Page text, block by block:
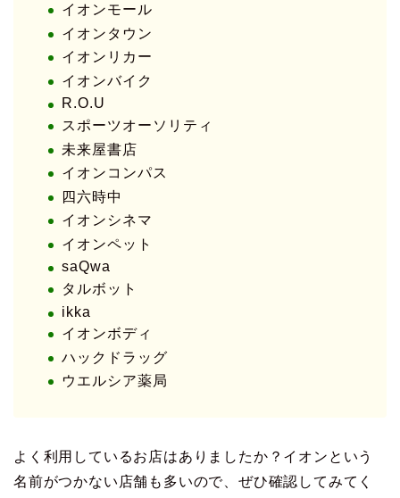
イオンモール
イオンタウン
イオンリカー
イオンバイク
R.O.U
スポーツオーソリティ
未来屋書店
イオンコンパス
四六時中
イオンシネマ
イオンペット
saQwa
タルボット
ikka
イオンボディ
ハックドラッグ
ウエルシア薬局
よく利用しているお店はありましたか？イオンという
名前がつかない店舗も多いので、ぜひ確認してみてく